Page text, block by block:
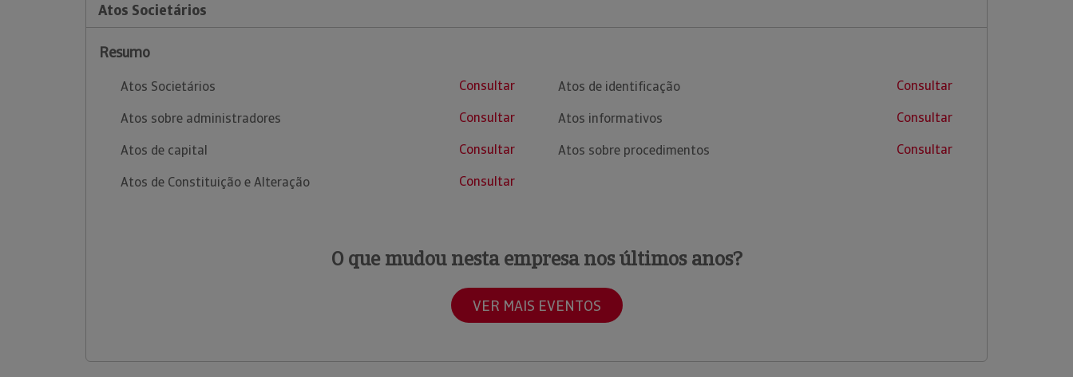
Atos Societários
Resumo
Atos Societários
Consultar
Atos sobre administradores
Consultar
Atos de capital
Consultar
Atos de Constituição e Alteração
Consultar
Atos de identificação
Consultar
Atos informativos
Consultar
Atos sobre procedimentos
Consultar
O que mudou nesta empresa nos últimos anos?
VER MAIS EVENTOS